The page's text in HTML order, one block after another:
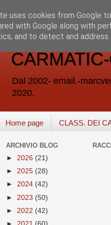
Dal 2002- email.-
2020.
Home page CLASS. DEI
ARCHIVIO BLOG
► 2026 (21)
► 2025 (28)
► 2024 (42)
► 2023 (50)
► 2022 (42)
uses cookies from Google
with Google along with
and to detect and address